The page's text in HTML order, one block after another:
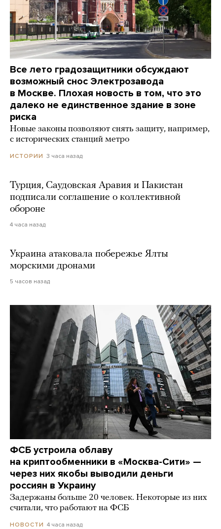
Все лето градозащитники обсуждают
возможный снос Электрозавода
в Москве. Плохая новость в том, что это
далеко не единственное здание в зоне
риска
Новые законы позволяют снять защиту, например,
с исторических станций метро
ИСТОРИИ 3 часа назад
Турция, Саудовская Аравия и Пакистан
подписали соглашение о коллективной
обороне
4 часа назад
Украина атаковала побережье Ялты
морскими дронами
5 часов назад
ФСБ устроила облаву
на криптообменники в «Москва-Сити» —
через них якобы выводили деньги
россиян в Украину
Задержаны больше 20 человек. Некоторые из них
считали, что работают на ФСБ
НОВОСТИ 4 часа назад